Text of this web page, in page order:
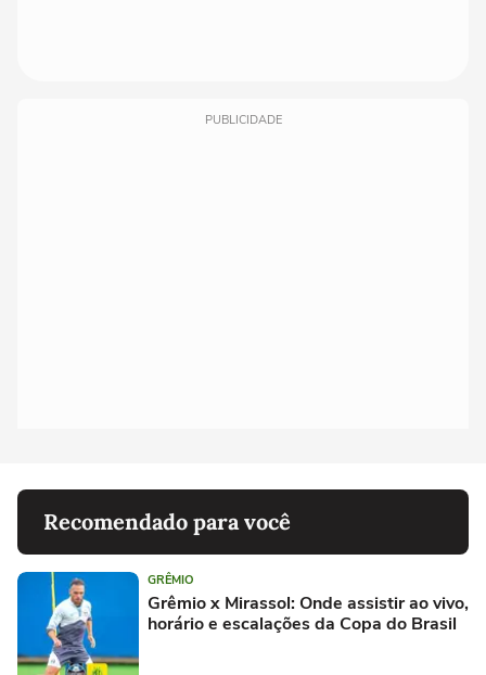
PUBLICIDADE
Recomendado para você
GRÊMIO
Grêmio x Mirassol: Onde assistir ao vivo,
horário e escalações da Copa do Brasil